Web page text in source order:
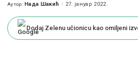
Posted
Аутор: Нада Шакић 27. јануар 2022.
Dodaj Zelenu učionicu kao omiljeni